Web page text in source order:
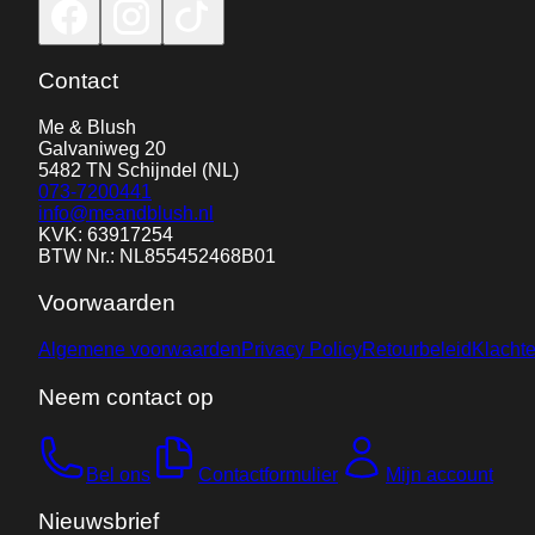
Contact
Me & Blush
Galvaniweg 20
5482 TN Schijndel (NL)
073-7200441
info@meandblush.nl
KVK: 63917254
BTW Nr.: NL855452468B01
Voorwaarden
Algemene voorwaardenPrivacy PolicyRetourbeleid
Neem contact op
Bel ons Contactformulier Mijn account
Nieuwsbrief